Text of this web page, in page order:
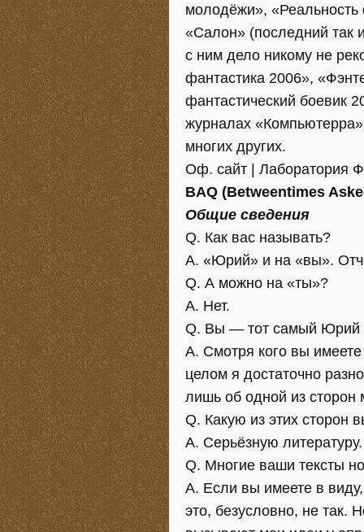
молодёжи»,
«Салон» (последний так
с ним дело никому не
фантастика 2006»,
фантастический боевик
журналах
многих других.
Оф. сайт | Лаборатория
BAQ (Betweentimes
Общие сведения
Q. Как вас называть?
A. «Юрий» и на «вы».
Q. А можно на «ты»?
A. Нет.
Q. Вы — тот самый Юрий
A. Смотря кого вы
целом я достаточно
лишь об одной из сторон
Q. Какую из этих сторон
A. Серьёзную
Q. Многие ваши тексты
A. Если вы имеете в
это, безусловно, не так.